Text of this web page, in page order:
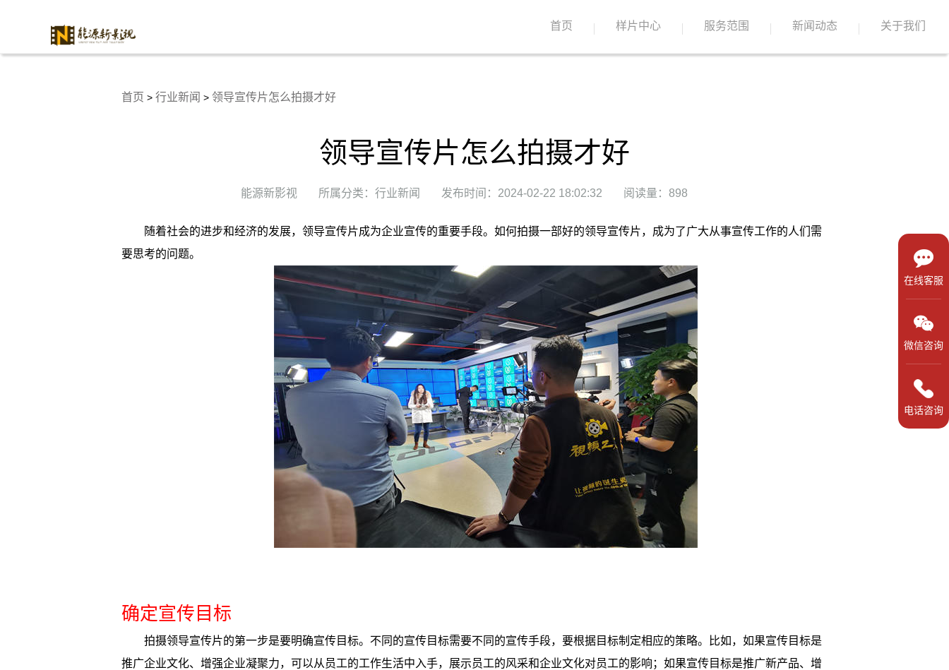
首页 样片中心 服务范围 新闻动态 关于我们
首页 > 行业新闻 > 领导宣传片怎么拍摄才好
领导宣传片怎么拍摄才好
能源新影视 所属分类：行业新闻 发布时间：2024-02-22 18:02:32 阅读量：898
随着社会的进步和经济的发展，领导宣传片成为企业宣传的重要手段。如何拍摄一部好的领导宣传片，成为了广大从事宣传工作的人们需
要思考的问题。
确定宣传目标
拍摄领导宣传片的第一步是要明确宣传目标。不同的宣传目标需要不同的宣传手段，要根据目标制定相应的策略。比如，如果宣传目标是
推广企业文化、增强企业凝聚力，可以从员工的工作生活中入手，展示员工的风采和企业文化对员工的影响；如果宣传目标是推广新产品、增
在线客服
微信咨询
电话咨询